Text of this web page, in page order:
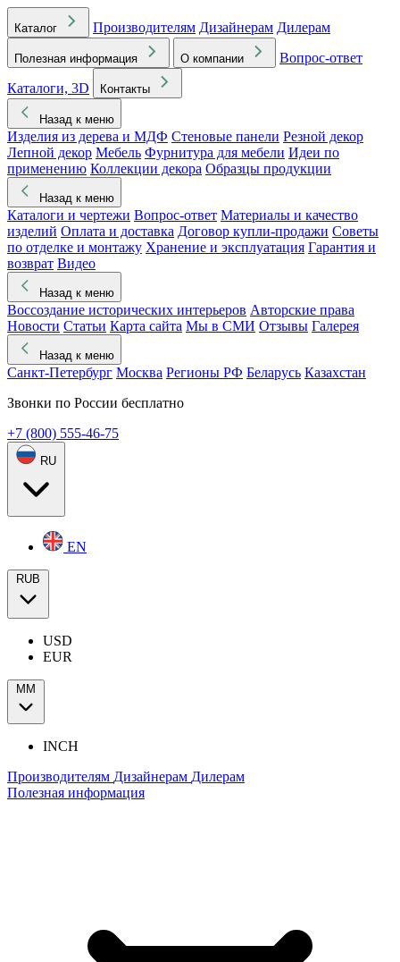
Каталог Производителям Дизайнерам Дилерам
Полезная информация О компании
Вопрос-ответ
Каталоги, 3D
Контакты
Назад к меню
Изделия из дерева и МДФ Стеновые панели Резной декор
Лепной декор Мебель Фурнитура для мебели Идеи по
применению Коллекции декора Образцы продукции
Назад к меню
Каталоги и чертежи Вопрос-ответ Материалы и качество
изделий Оплата и доставка Договор купли-продажи Советы
по отделке и монтажу Хранение и эксплуатация Гарантия и
возврат Видео
Назад к меню
Воссоздание исторических интерьеров Авторские права
Новости Статьи Карта сайта Мы в СМИ Отзывы Галерея
Назад к меню
Санкт-Петербург Москва Регионы РФ Беларусь Казахстан
Звонки по России бесплатно
+7 (800) 555-46-75
RU
EN
RUB
USD
EUR
ММ
INCH
Производителям Дизайнерам Дилерам
Полезная информация